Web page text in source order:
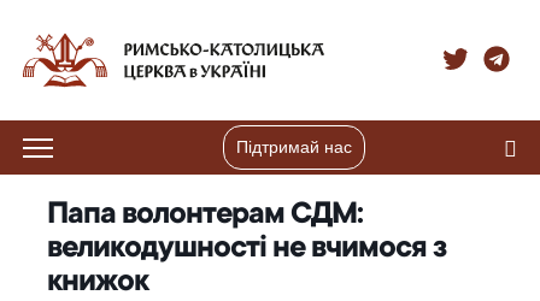
Підтримай нас
Папа волонтерам СДМ:
великодушності не вчимося з
книжок